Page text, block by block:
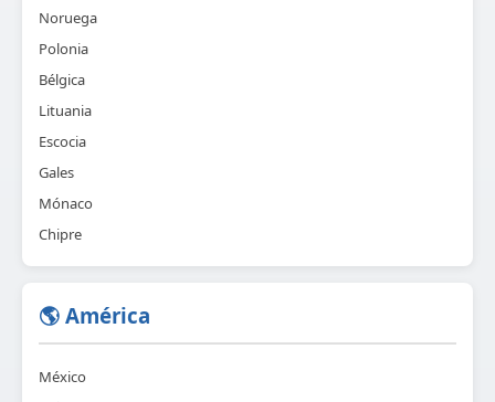
Noruega
Polonia
Bélgica
Lituania
Escocia
Gales
Mónaco
Chipre
🌎 América
México